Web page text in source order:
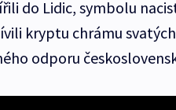
do Lidic, symbolu
kryptu chrámu
odporu